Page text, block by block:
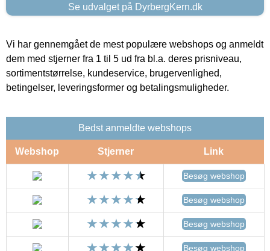
Se udvalget på DyrbergKern.dk
Vi har gennemgået de mest populære webshops og anmeldt
dem med stjerner fra 1 til 5 ud fra bl.a. deres prisniveau,
sortimentstørrelse, kundeservice, brugervenlighed,
betingelser, leveringsformer og betalingsmuligheder.
Bedst anmeldte webshops
Webshop Stjerner Link
Besøg webshop
Besøg webshop
Besøg webshop
Besøg webshop